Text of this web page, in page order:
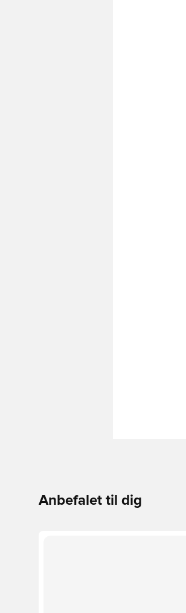
Anbefalet til dig